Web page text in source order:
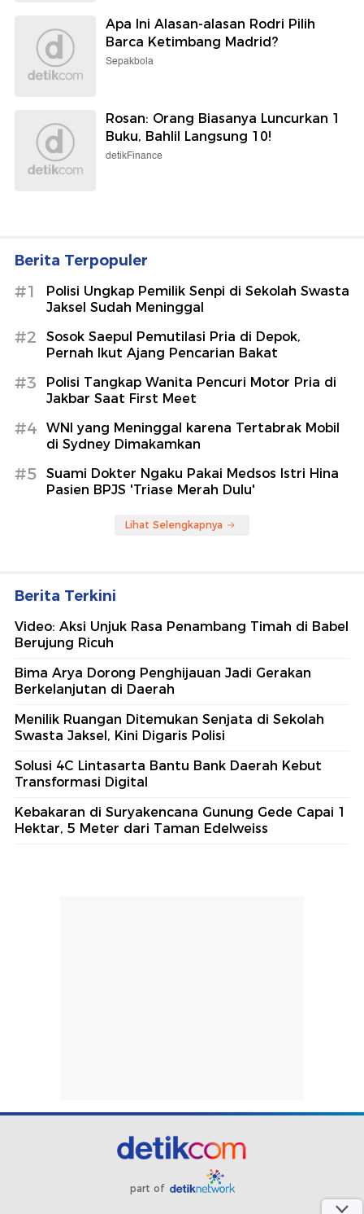
Apa Ini Alasan-alasan Rodri Pilih
Barca Ketimbang Madrid?
Sepakbola
Rosan: Orang Biasanya Luncurkan 1
Buku, Bahlil Langsung 10!
detikFinance
Berita Terpopuler
#1
Polisi Ungkap Pemilik Senpi di Sekolah Swasta
Jaksel Sudah Meninggal
#2
Sosok Saepul Pemutilasi Pria di Depok,
Pernah Ikut Ajang Pencarian Bakat
#3
Polisi Tangkap Wanita Pencuri Motor Pria di
Jakbar Saat First Meet
#4
WNI yang Meninggal karena Tertabrak Mobil
di Sydney Dimakamkan
#5
Suami Dokter Ngaku Pakai Medsos Istri Hina
Pasien BPJS 'Triase Merah Dulu'
Lihat Selengkapnya
Berita Terkini
Video: Aksi Unjuk Rasa Penambang Timah di Babel
Berujung Ricuh
Bima Arya Dorong Penghijauan Jadi Gerakan
Berkelanjutan di Daerah
Menilik Ruangan Ditemukan Senjata di Sekolah
Swasta Jaksel, Kini Digaris Polisi
Solusi 4C Lintasarta Bantu Bank Daerah Kebut
Transformasi Digital
Kebakaran di Suryakencana Gunung Gede Capai 1
Hektar, 5 Meter dari Taman Edelweiss
part of